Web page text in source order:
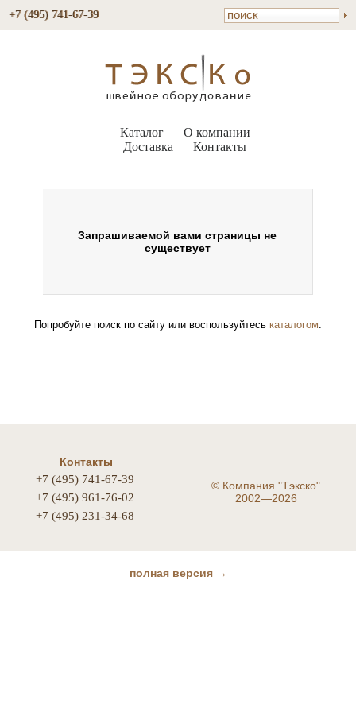
+7 (495) 741-67-39
Каталог
О компании
Доставка
Контакты
Запрашиваемой вами страницы не
существует
Попробуйте поиск по сайту или воспользуйтесь каталогом.
Контакты
+7 (495) 741-67-39
+7 (495) 961-76-02
+7 (495) 231-34-68
© Компания "Тэкско"
2002—2026
полная версия →